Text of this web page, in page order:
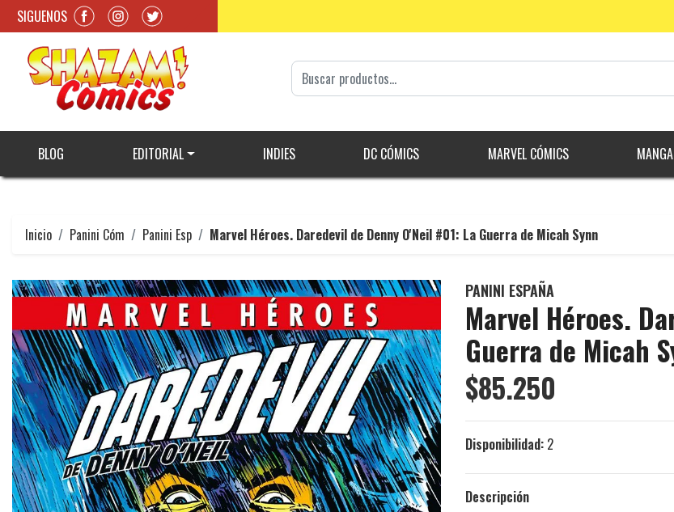
SIGUENOS
BLOG EDITORIAL INDIES DC CÓMICS MARVEL CÓMICS MANGA
Inicio Panini Cóm Panini Esp Marvel Héroes. Daredevil de Denny O'Neil #01: La Guerra de Micah Synn
PANINI ESPAÑA
Marvel Héroes.
Guerra de Micah
$85.250
Disponibilidad: 2
Descripción